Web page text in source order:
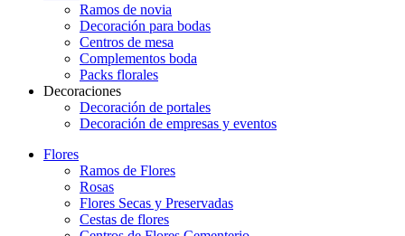
Ramos de novia
Decoración para bodas
Centros de mesa
Complementos boda
Packs florales
Decoraciones
Decoración de portales
Decoración de empresas y eventos
Flores
Ramos de Flores
Rosas
Flores Secas y Preservadas
Cestas de flores